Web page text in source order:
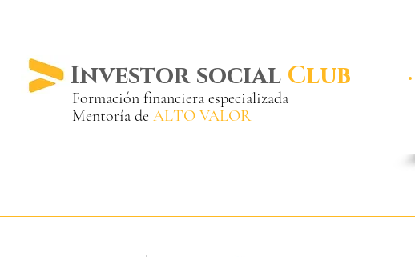
Investor social Club
Formación financiera especializada
Mentoría de ALTO VALOR